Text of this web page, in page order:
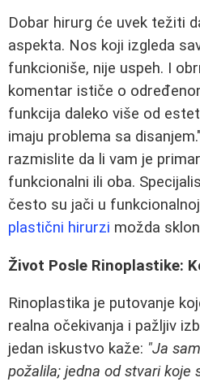
Dobar hirurg će uvek težiti
aspekta. Nos koji izgleda
funkcioniše, nije uspeh. I
komentar ističe o
funkcija daleko više od
imaju problema sa
razmislite da li vam je
funkcionalni ili oba.
često su jači u
plastični hirurzi možda
Život Posle Rinoplastike:
Rinoplastika je putovanje
realna očekivanja i pažljiv
jedan iskustvo kaže: "Ja
požalila; jedna od stvari koje